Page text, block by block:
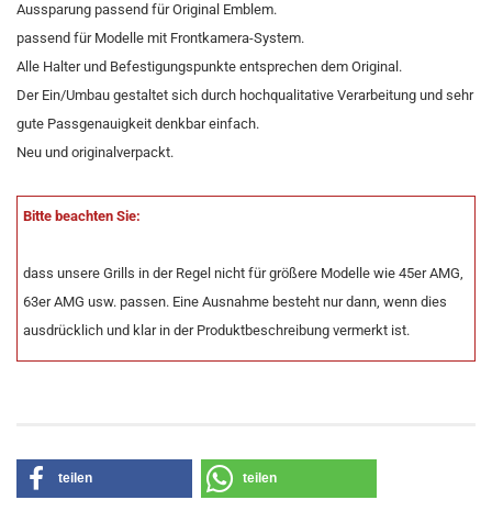
Aussparung passend für Original Emblem.
passend für Modelle mit Frontkamera-System.
Alle Halter und Befestigungspunkte entsprechen dem Original.
Der Ein/Umbau gestaltet sich durch hochqualitative Verarbeitung und sehr
gute Passgenauigkeit denkbar einfach.
Neu und originalverpackt.
Bitte beachten Sie:
dass unsere Grills in der Regel nicht für größere Modelle wie 45er AMG,
63er AMG usw. passen. Eine Ausnahme besteht nur dann, wenn dies
ausdrücklich und klar in der Produktbeschreibung vermerkt ist.
teilen teilen